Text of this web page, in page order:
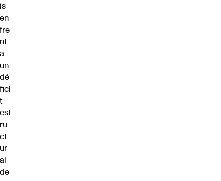
ís
en
fre
nt
a
un
dé
fici
t
est
ru
ct
ur
al
de